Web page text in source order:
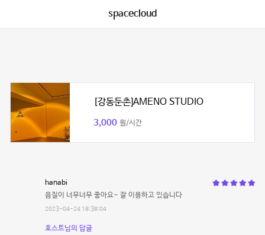
spacecloud
[강동둔촌]AMENO STUDIO
3,000 원/시간
hanabi
음질이 너무너무 좋아요~ 잘 이용하고 있습니다
2023-04-24 18:38:04
호스트님의 답글